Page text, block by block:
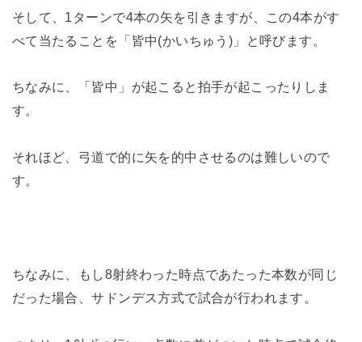
そして、1ターンで4本の矢を引きますが、この4本がす
べて当たることを「皆中(かいちゅう)」と呼びます。
ちなみに、「皆中」が起こると拍手が起こったりしま
す。
それほど、弓道で的に矢を的中させるのは難しいので
す。
ちなみに、もし8射終わった時点であたった本数が同じ
だった場合、サドンデス方式で試合が行われます。